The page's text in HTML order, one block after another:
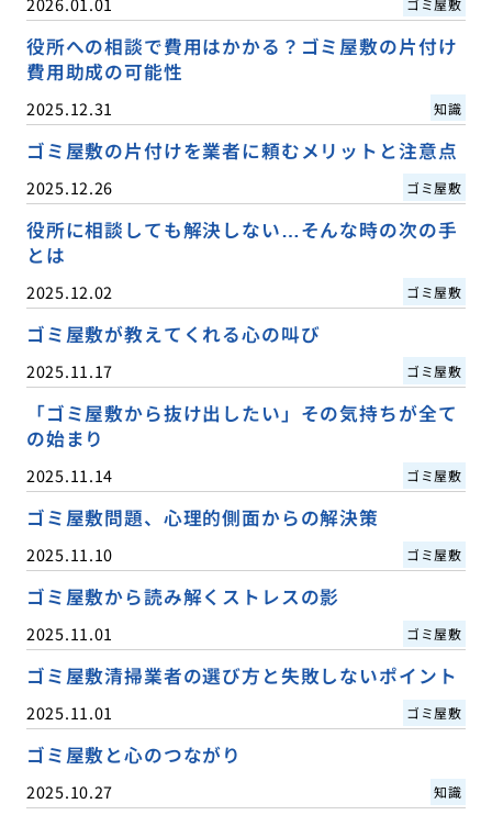
役所への相談で費用はかかる？ゴミ屋敷の片付け
費用助成の可能性
2025.12.31 知識
ゴミ屋敷の片付けを業者に頼むメリットと注意点
2025.12.26 ゴミ屋敷
役所に相談しても解決しない…そんな時の次の手
とは
2025.12.02 ゴミ屋敷
ゴミ屋敷が教えてくれる心の叫び
2025.11.17 ゴミ屋敷
「ゴミ屋敷から抜け出したい」その気持ちが全て
の始まり
2025.11.14 ゴミ屋敷
ゴミ屋敷問題、心理的側面からの解決策
2025.11.10 ゴミ屋敷
ゴミ屋敷から読み解くストレスの影
2025.11.01 ゴミ屋敷
ゴミ屋敷清掃業者の選び方と失敗しないポイント
2025.11.01 ゴミ屋敷
ゴミ屋敷と心のつながり
2025.10.27 知識